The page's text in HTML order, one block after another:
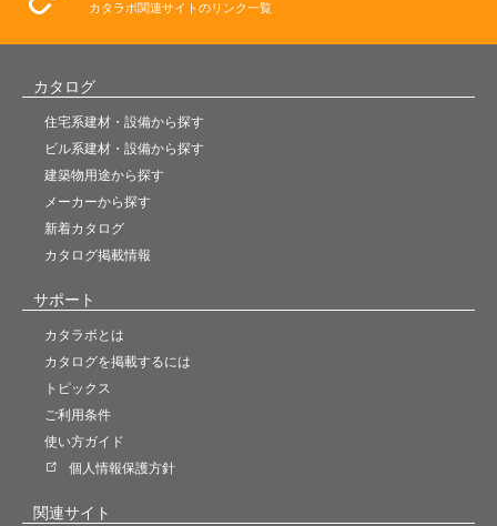
カタラボ関連サイトのリンク一覧
カタログ
住宅系建材・設備から探す
ビル系建材・設備から探す
建築物用途から探す
メーカーから探す
新着カタログ
カタログ掲載情報
サポート
カタラボとは
カタログを掲載するには
トピックス
ご利用条件
使い方ガイド
個人情報保護方針
関連サイト